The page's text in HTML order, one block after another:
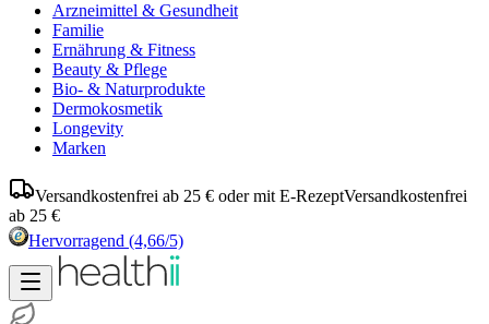
Arzneimittel & Gesundheit
Familie
Ernährung & Fitness
Beauty & Pflege
Bio- & Naturprodukte
Dermokosmetik
Longevity
Marken
Versandkostenfrei ab 25 € oder mit E-RezeptVersandkostenfrei
ab 25 €
Hervorragend (4,66/5)